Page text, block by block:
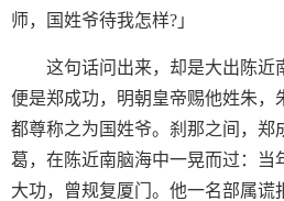
师，国姓爷待我怎样?」
这句话问出来，却是大出陈近
便是郑成功，明朝皇帝赐他姓朱，
都尊称之为国姓爷。刹那之间，郑
葛，在陈近南脑海中一晃而过：当
大功，曾规复厦门。他一名部属谎